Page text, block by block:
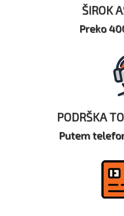
ŠIROK
Preko
PODRŠKA
Putem